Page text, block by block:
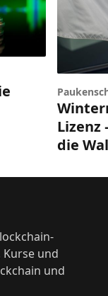
Lizenz
die
Kurse und
und